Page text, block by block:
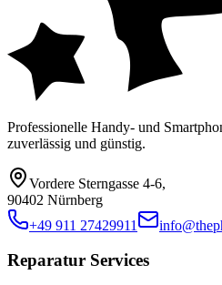
Professionelle Handy- und
zuverlässig und günstig.
Vordere Sterngasse 4-6,
90402 Nürnberg
+49 911 27429911
Reparatur Services